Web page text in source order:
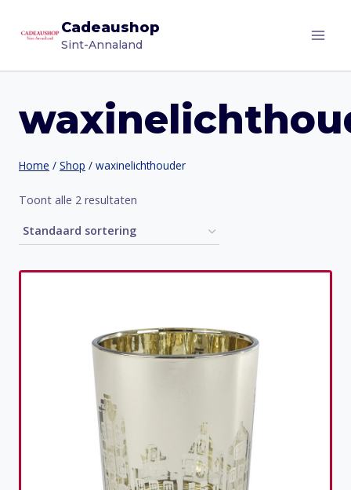
naar
Cadeaushop
Sint-Annaland
Home / Shop / waxinelichthouder
Toont alle 2 resultaten